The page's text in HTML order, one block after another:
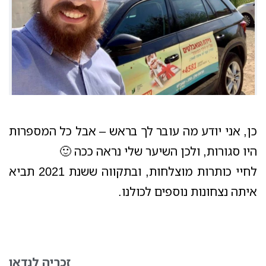
כן, אני יודע מה עובר לך בראש – אבל כל המספרות
היו סגורות, ולכן השיער שלי נראה ככה 🙂
לחיי כותרות מוצלחות, ובתקווה ששנת 2021 תביא
איתה נצחונות נוספים לכולנו.
זכריה לנדאו